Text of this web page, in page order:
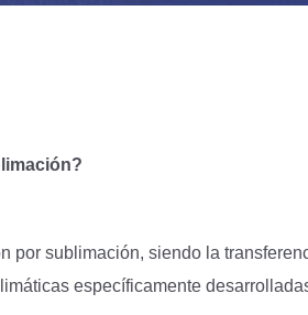
por sublimación, siendo la
específicamente